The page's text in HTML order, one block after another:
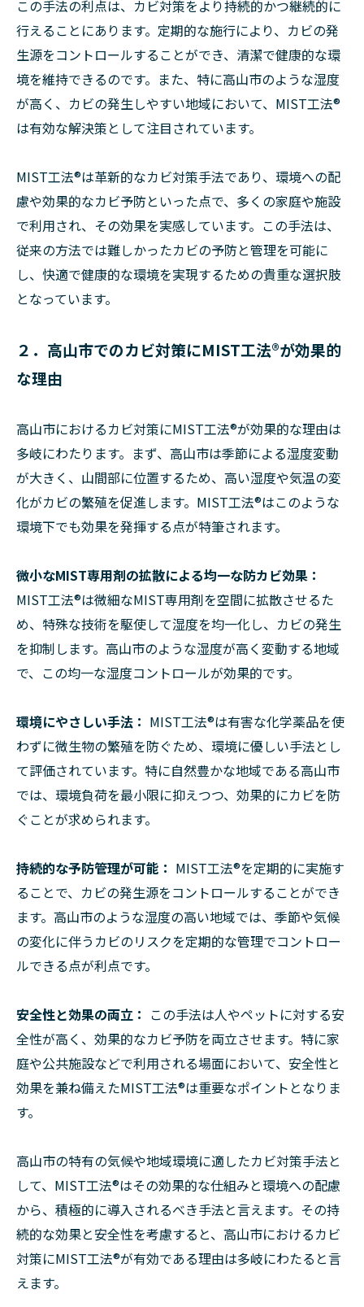
この手法の利点は、カビ対策をより持続的かつ継続的に
行えることにあります。定期的な施行により、カビの発
生源をコントロールすることができ、清潔で健康的な環
境を維持できるのです。また、特に高山市のような湿度
が高く、カビの発生しやすい地域において、MIST工法®
は有効な解決策として注目されています。
MIST工法®は革新的なカビ対策手法であり、環境への配
慮や効果的なカビ予防といった点で、多くの家庭や施設
で利用され、その効果を実感しています。この手法は、
従来の方法では難しかったカビの予防と管理を可能に
し、快適で健康的な環境を実現するための貴重な選択肢
となっています。
２．高山市でのカビ対策にMIST工法®が効果的
な理由
高山市におけるカビ対策にMIST工法®が効果的な理由は
多岐にわたります。まず、高山市は季節による湿度変動
が大きく、山間部に位置するため、高い湿度や気温の変
化がカビの繁殖を促進します。MIST工法®はこのような
環境下でも効果を発揮する点が特筆されます。
微小なMIST専用剤の拡散による均一な防カビ効果：
MIST工法®は微細なMIST専用剤を空間に拡散させるた
め、特殊な技術を駆使して湿度を均一化し、カビの発生
を抑制します。高山市のような湿度が高く変動する地域
で、この均一な湿度コントロールが効果的です。
環境にやさしい手法： MIST工法®は有害な化学薬品を使
わずに微生物の繁殖を防ぐため、環境に優しい手法とし
て評価されています。特に自然豊かな地域である高山市
では、環境負荷を最小限に抑えつつ、効果的にカビを防
ぐことが求められます。
持続的な予防管理が可能： MIST工法®を定期的に実施す
ることで、カビの発生源をコントロールすることができ
ます。高山市のような湿度の高い地域では、季節や気候
の変化に伴うカビのリスクを定期的な管理でコントロー
ルできる点が利点です。
安全性と効果の両立： この手法は人やペットに対する安
全性が高く、効果的なカビ予防を両立させます。特に家
庭や公共施設などで利用される場面において、安全性と
効果を兼ね備えたMIST工法®は重要なポイントとなりま
す。
高山市の特有の気候や地域環境に適したカビ対策手法と
して、MIST工法®はその効果的な仕組みと環境への配慮
から、積極的に導入されるべき手法と言えます。その持
続的な効果と安全性を考慮すると、高山市におけるカビ
対策にMIST工法®が有効である理由は多岐にわたると言
えます。